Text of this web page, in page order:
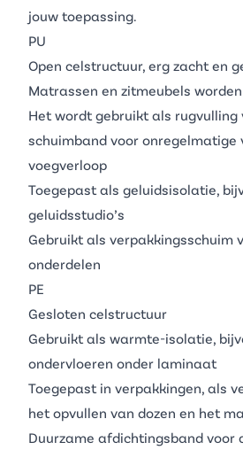
jouw toepassing.
PU
Open celstructuur, erg zacht en
Matrassen en zitmeubels
Het wordt gebruikt als rugvulling
schuimband voor onregelmatige
voegverloop
Toegepast als geluidsisolatie,
geluidsstudio’s
Gebruikt als verpakkingsschuim
onderdelen
PE
Gesloten celstructuur
Gebruikt als warmte-isolatie,
ondervloeren onder laminaat
Toegepast in verpakkingen, als
het opvullen van dozen en het
Duurzame afdichtingsband voor